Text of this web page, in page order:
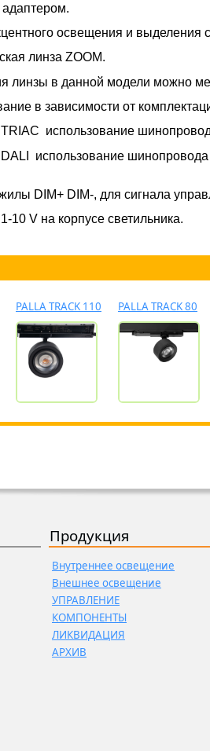
освещения и выделения
линза ZOOM.
линзы в данной модели можно
в зависимости от
использование
использование
DIM+ DIM-, для сигнала
10 V на корпусе светильника.
PALLA TRACK 110 PALLA TRACK 80
Продукция
Внутреннее освещение
Внешнее освещение
УПРАВЛЕНИЕ
КОМПОНЕНТЫ
ЛИКВИДАЦИЯ
АРХИВ